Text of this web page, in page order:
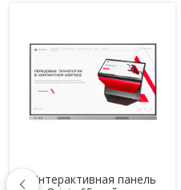
Интерактивная панель